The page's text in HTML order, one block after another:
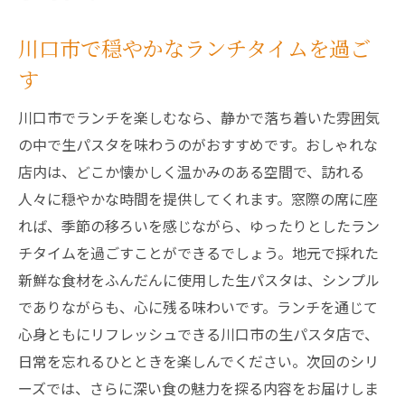
川口市で穏やかなランチタイムを過ご
す
川口市でランチを楽しむなら、静かで落ち着いた雰囲気
の中で生パスタを味わうのがおすすめです。おしゃれな
店内は、どこか懐かしく温かみのある空間で、訪れる
人々に穏やかな時間を提供してくれます。窓際の席に座
れば、季節の移ろいを感じながら、ゆったりとしたラン
チタイムを過ごすことができるでしょう。地元で採れた
新鮮な食材をふんだんに使用した生パスタは、シンプル
でありながらも、心に残る味わいです。ランチを通じて
心身ともにリフレッシュできる川口市の生パスタ店で、
日常を忘れるひとときを楽しんでください。次回のシリ
ーズでは、さらに深い食の魅力を探る内容をお届けしま